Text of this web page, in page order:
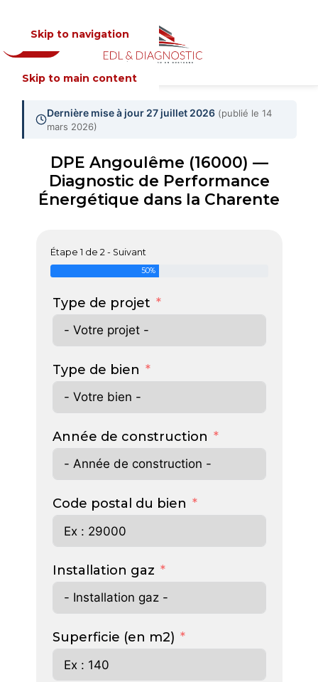
Skip to navigation
Skip to main content
MENU
Dernière mise à jour 27 juillet 2026 (publié le 14
mars 2026)
DPE Angoulême (16000) —
Diagnostic de Performance
Énergétique dans la Charente
Étape 1 de 2 - Suivant
50%
Type de projet
Type de bien
Année de construction
Code postal du bien
Installation gaz
Superficie (en m2)